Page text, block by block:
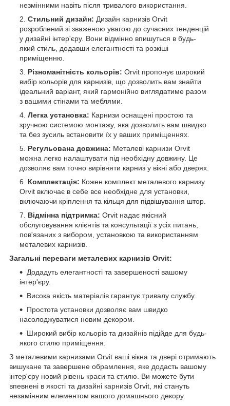
незмінними навіть після тривалого використання.
Стильний дизайн: Дизайн карнизів Orvit
розроблений зі зваженою увагою до сучасних тенденцій
у дизайні інтер'єру. Вони відмінно впишуться в будь-
який стиль, додавши елегантності та розкіші
приміщенню.
Різноманітність кольорів: Orvit пропонує широкий
вибір кольорів для карнизів, що дозволить вам знайти
ідеальний варіант, який гармонійно виглядатиме разом
з вашими стінами та меблями.
Легка установка: Карнизи оснащені простою та
зручною системою монтажу, яка дозволить вам швидко
та без зусиль встановити їх у ваших приміщеннях.
Регульована довжина: Металеві карнизи Orvit
можна легко налаштувати під необхідну довжину. Це
дозволяє вам точно вирівняти карниз у вікні або дверях.
Комплектація: Кожен комплект металевого карнизу
Orvit включає в себе все необхідне для установки,
включаючи кріплення та кільця для підвішування штор.
Відмінна підтримка: Orvit надає якісний
обслуговування клієнтів та консультації з усіх питань,
пов'язаних з вибором, установкою та використанням
металевих карнизів.
Загальні переваги металевих карнизів Orvit:
Додадуть елегантності та завершеності вашому
інтер'єру.
Висока якість матеріалів гарантує тривалу службу.
Простота установки дозволяє вам швидко
насолоджуватися новим декором.
Широкий вибір кольорів та дизайнів підійде для будь-
якого стилю приміщення.
З металевими карнизами Orvit ваші вікна та двері отримають
вишукане та завершене обрамлення, яке додасть вашому
інтер'єру новий рівень краси та стилю. Ви можете бути
впевнені в якості та дизайні карнизів Orvit, які стануть
незамінним елементом вашого домашнього декору.